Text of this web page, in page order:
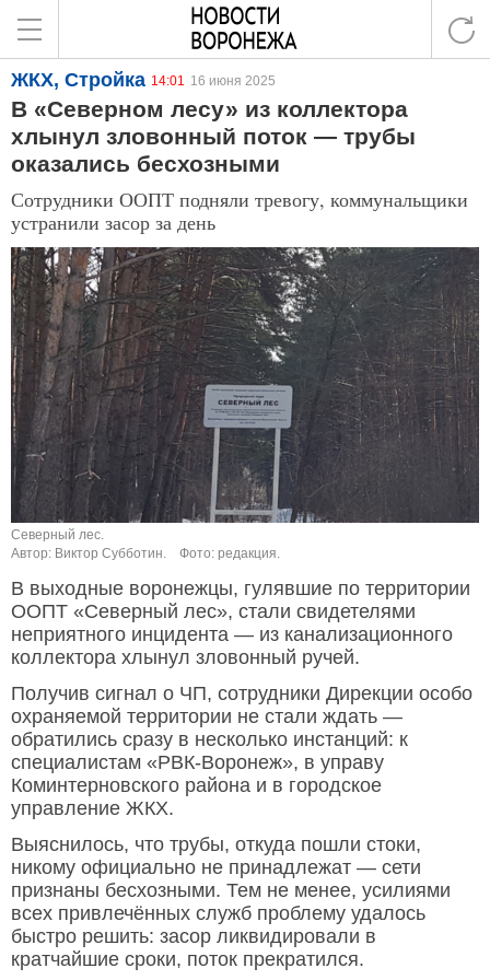
ЖКХ, Стройка 14:01 16 июня 2025
В «Северном лесу» из коллектора
хлынул зловонный поток — трубы
оказались бесхозными
Сотрудники ООПТ подняли тревогу, коммунальщики
устранили засор за день
Северный лес.
Автор: Виктор Субботин.
Фото: редакция.
В выходные воронежцы, гулявшие по территории
ООПТ «Северный лес», стали свидетелями
неприятного инцидента — из канализационного
коллектора хлынул зловонный ручей.
Получив сигнал о ЧП, сотрудники Дирекции особо
охраняемой территории не стали ждать —
обратились сразу в несколько инстанций: к
специалистам «РВК-Воронеж», в управу
Коминтерновского района и в городское
управление ЖКХ.
Выяснилось, что трубы, откуда пошли стоки,
никому официально не принадлежат — сети
признаны бесхозными. Тем не менее, усилиями
всех привлечённых служб проблему удалось
быстро решить: засор ликвидировали в
кратчайшие сроки, поток прекратился.